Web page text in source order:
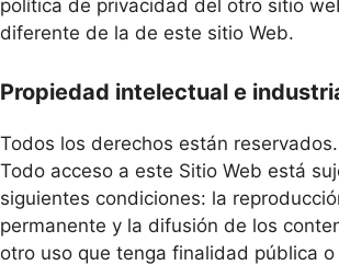
política de privacidad del otro sitio
diferente de la de este sitio Web.
Propiedad intelectual e
Todos los derechos están reservados.
Todo acceso a este Sitio Web está
siguientes condiciones: la
permanente y la difusión de los
otro uso que tenga finalidad pública